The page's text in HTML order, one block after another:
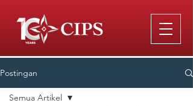
Postingan
Semua Artikel